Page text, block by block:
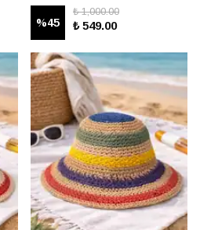
%45
₺ 1,000.00
₺ 549.00